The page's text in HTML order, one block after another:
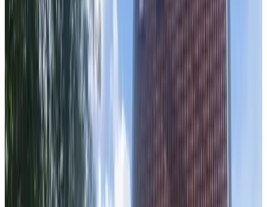
9.4
Noorderlicht
Amsterdam